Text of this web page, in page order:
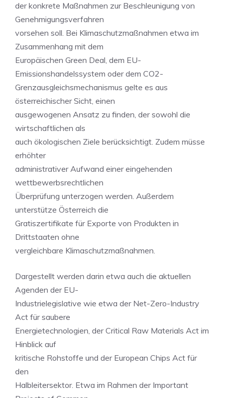
der konkrete Maßnahmen zur Beschleunigung von
Genehmigungsverfahren
vorsehen soll. Bei Klimaschutzmaßnahmen etwa im
Zusammenhang mit dem
Europäischen Green Deal, dem EU-
Emissionshandelssystem oder dem CO2-
Grenzausgleichsmechanismus gelte es aus
österreichischer Sicht, einen
ausgewogenen Ansatz zu finden, der sowohl die
wirtschaftlichen als
auch ökologischen Ziele berücksichtigt. Zudem müsse
erhöhter
administrativer Aufwand einer eingehenden
wettbewerbsrechtlichen
Überprüfung unterzogen werden. Außerdem
unterstütze Österreich die
Gratiszertifikate für Exporte von Produkten in
Drittstaaten ohne
vergleichbare Klimaschutzmaßnahmen.
Dargestellt werden darin etwa auch die aktuellen
Agenden der EU-
Industrielegislative wie etwa der Net-Zero-Industry
Act für saubere
Energietechnologien, der Critical Raw Materials Act im
Hinblick auf
kritische Rohstoffe und der European Chips Act für
den
Halbleitersektor. Etwa im Rahmen der Important